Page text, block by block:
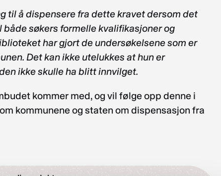
til å dispensere fra dette kravet dersom det
søkers formelle kvalifikasjoner og
har gjort de undersøkelsene som er
Det kan ikke utelukkes at hun er
ikke skulle ha blitt innvilget.
kommer med, og vil følge opp denne i
kommunene og staten om dispensasjon fra